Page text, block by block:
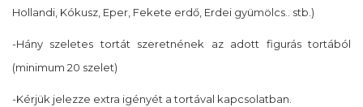
Hollandi, Kókusz, Eper, Fekete erdő, Erdei gyümölcs.. stb.)
-Hány szeletes tortát szeretnének az adott figurás tortából
(minimum 20 szelet)
-Kérjük jelezze extra igényét a tortával kapcsolatban.